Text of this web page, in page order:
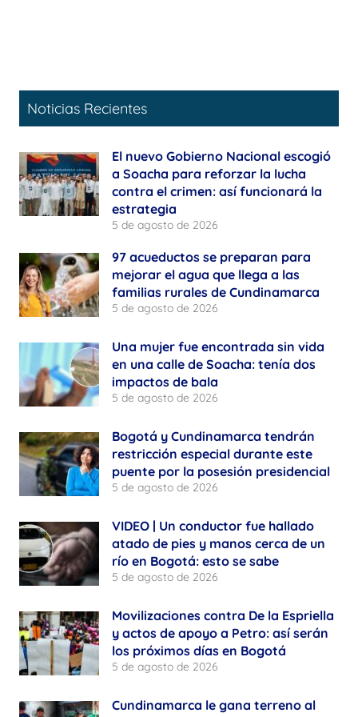
Noticias Recientes
El nuevo Gobierno Nacional escogió
a Soacha para reforzar la lucha
contra el crimen: así funcionará la
estrategia
5 de agosto de 2026
97 acueductos se preparan para
mejorar el agua que llega a las
familias rurales de Cundinamarca
5 de agosto de 2026
Una mujer fue encontrada sin vida
en una calle de Soacha: tenía dos
impactos de bala
5 de agosto de 2026
Bogotá y Cundinamarca tendrán
restricción especial durante este
puente por la posesión presidencial
5 de agosto de 2026
VIDEO | Un conductor fue hallado
atado de pies y manos cerca de un
río en Bogotá: esto se sabe
5 de agosto de 2026
Movilizaciones contra De la Espriella
y actos de apoyo a Petro: así serán
los próximos días en Bogotá
5 de agosto de 2026
Cundinamarca le gana terreno al